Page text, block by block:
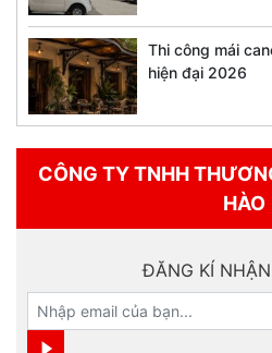
Thi công mái
hiện đại 2026
CÔNG TY TNHH
HÀO
ĐĂNG KÍ